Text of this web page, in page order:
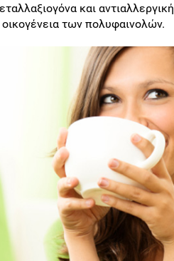
και
των πολυφαινολών.